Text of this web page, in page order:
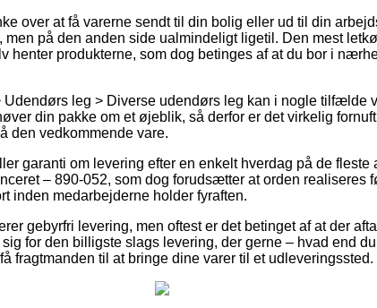
over at få varerne sendt til din bolig eller ud til din
på den anden side ualmindeligt ligetil. Den mest
henter produkterne, som dog betinges af at du bor i
Udendørs leg > Diverse udendørs leg kan i nogle tilfælde
din pakke om et øjeblik, så derfor er det virkelig
den vedkommende vare.
garanti om levering efter en enkelt hverdag på de fleste
– 890-052, som dog forudsætter at orden realiseres
inden medarbejderne holder fyraften.
gebyrfri levering, men oftest er det betinget af at der
for den billigste slags levering, der gerne – hvad end
fragtmanden til at bringe dine varer til et udleveringssted.